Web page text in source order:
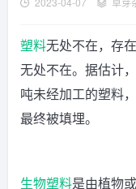
塑料无处不在，存
无处不在。据估计
吨未经加工的塑料
最终被填埋。
生物塑料是由植物